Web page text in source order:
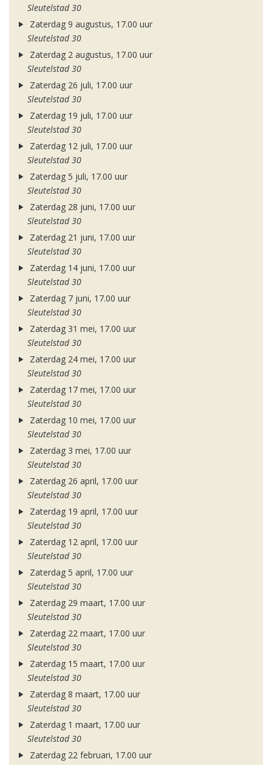
Sleutelstad 30
Zaterdag 9 augustus, 17.00 uur
Sleutelstad 30
Zaterdag 2 augustus, 17.00 uur
Sleutelstad 30
Zaterdag 26 juli, 17.00 uur
Sleutelstad 30
Zaterdag 19 juli, 17.00 uur
Sleutelstad 30
Zaterdag 12 juli, 17.00 uur
Sleutelstad 30
Zaterdag 5 juli, 17.00 uur
Sleutelstad 30
Zaterdag 28 juni, 17.00 uur
Sleutelstad 30
Zaterdag 21 juni, 17.00 uur
Sleutelstad 30
Zaterdag 14 juni, 17.00 uur
Sleutelstad 30
Zaterdag 7 juni, 17.00 uur
Sleutelstad 30
Zaterdag 31 mei, 17.00 uur
Sleutelstad 30
Zaterdag 24 mei, 17.00 uur
Sleutelstad 30
Zaterdag 17 mei, 17.00 uur
Sleutelstad 30
Zaterdag 10 mei, 17.00 uur
Sleutelstad 30
Zaterdag 3 mei, 17.00 uur
Sleutelstad 30
Zaterdag 26 april, 17.00 uur
Sleutelstad 30
Zaterdag 19 april, 17.00 uur
Sleutelstad 30
Zaterdag 12 april, 17.00 uur
Sleutelstad 30
Zaterdag 5 april, 17.00 uur
Sleutelstad 30
Zaterdag 29 maart, 17.00 uur
Sleutelstad 30
Zaterdag 22 maart, 17.00 uur
Sleutelstad 30
Zaterdag 15 maart, 17.00 uur
Sleutelstad 30
Zaterdag 8 maart, 17.00 uur
Sleutelstad 30
Zaterdag 1 maart, 17.00 uur
Sleutelstad 30
Zaterdag 22 februari, 17.00 uur